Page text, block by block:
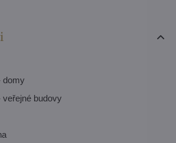
domy
veřejné budovy